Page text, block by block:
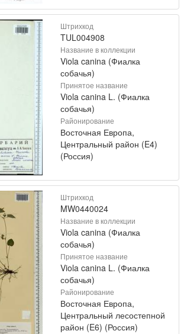
Штрихкод
TUL004908
Название в коллекции
Viola canina (Фиалка
собачья)
Принятое название
Viola canina L. (Фиалка
собачья)
Районирование
Восточная Европа,
Центральный район (E4)
(Россия)
Штрихкод
MW0440024
Название в коллекции
Viola canina (Фиалка
собачья)
Принятое название
Viola canina L. (Фиалка
собачья)
Районирование
Восточная Европа,
Центральный лесостепной
район (E6) (Россия)